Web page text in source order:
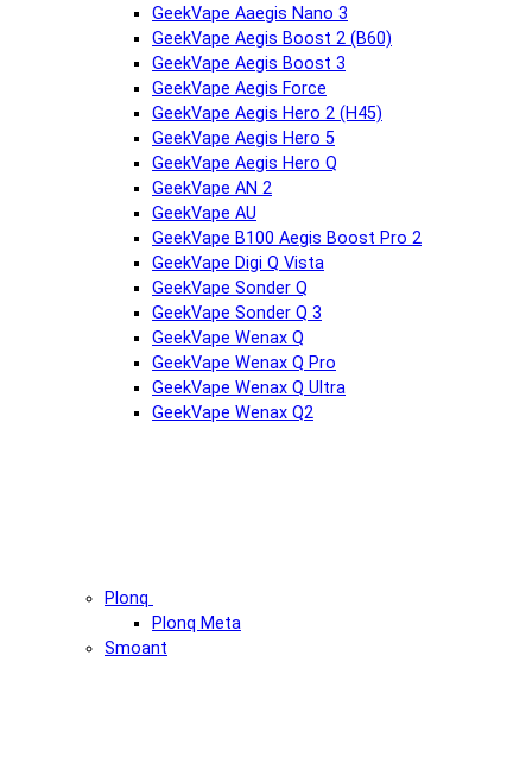
GeekVape Aaegis Nano 3
GeekVape Aegis Boost 2 (B60)
GeekVape Aegis Boost 3
GeekVape Aegis Force
GeekVape Aegis Hero 2 (H45)
GeekVape Aegis Hero 5
GeekVape Aegis Hero Q
GeekVape AN 2
GeekVape AU
GeekVape B100 Aegis Boost Pro 2
GeekVape Digi Q Vista
GeekVape Sonder Q
GeekVape Sonder Q 3
GeekVape Wenax Q
GeekVape Wenax Q Pro
GeekVape Wenax Q Ultra
GeekVape Wenax Q2
Plonq
Plonq Meta
Smoant